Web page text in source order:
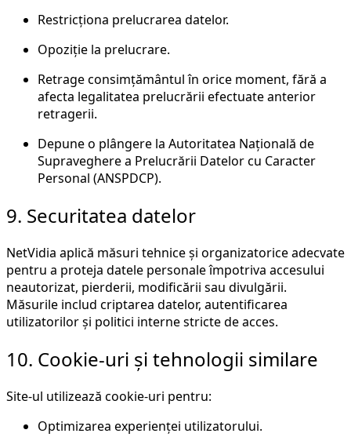
Restricționa prelucrarea datelor.
Opoziție la prelucrare.
Retrage consimțământul în orice moment, fără a
afecta legalitatea prelucrării efectuate anterior
retragerii.
Depune o plângere la Autoritatea Națională de
Supraveghere a Prelucrării Datelor cu Caracter
Personal (ANSPDCP).
9. Securitatea datelor
NetVidia aplică măsuri tehnice și organizatorice adecvate
pentru a proteja datele personale împotriva accesului
neautorizat, pierderii, modificării sau divulgării.
Măsurile includ criptarea datelor, autentificarea
utilizatorilor și politici interne stricte de acces.
10. Cookie-uri și tehnologii similare
Site-ul utilizează cookie-uri pentru:
Optimizarea experienței utilizatorului.